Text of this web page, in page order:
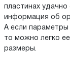
пластинах
информация об
А если
то можно легко
размеры.